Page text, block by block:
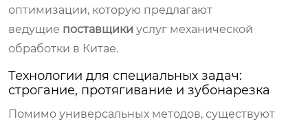
оптимизации, которую предлагают
ведущие поставщики услуг механической
обработки в Китае.
Технологии для специальных задач:
строгание, протягивание и зубонарезка
Помимо универсальных методов, существуют